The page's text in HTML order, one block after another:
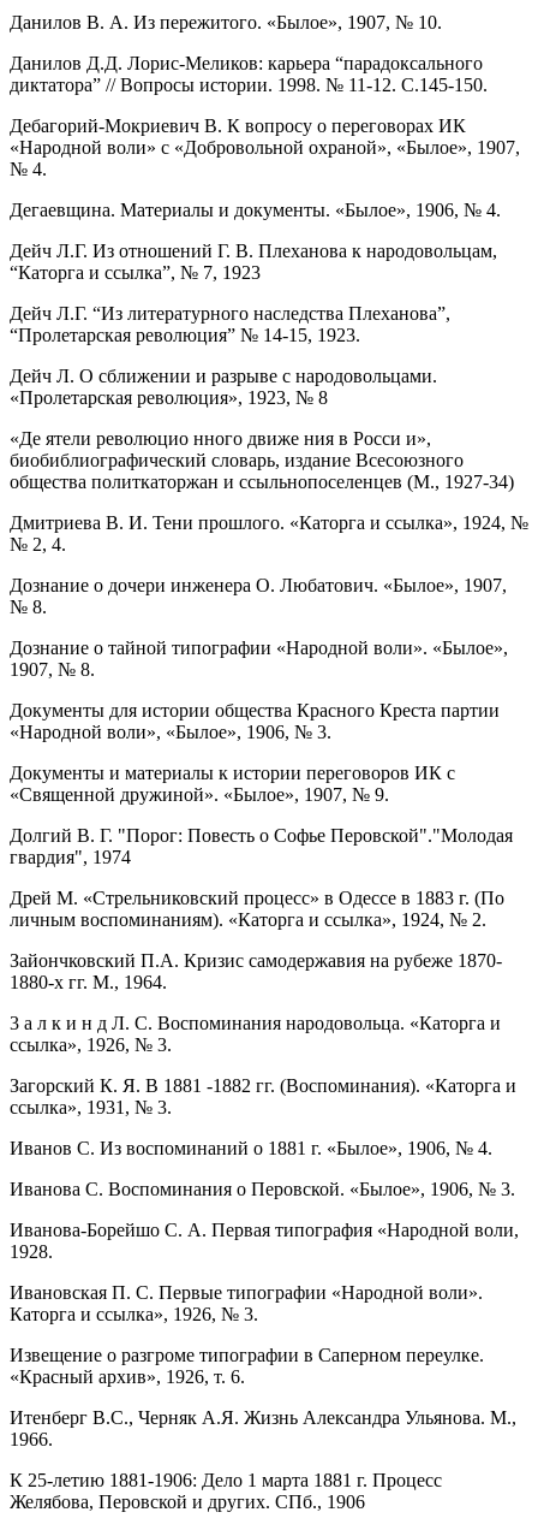
Данилов В. А. Из пережитого. «Былое», 1907, № 10.
Данилов Д.Д. Лорис-Меликов: карьера “парадоксального
диктатора” // Вопросы истории. 1998. № 11-12. С.145-150.
Дебагорий-Мокриевич В. К вопросу о переговорах ИК
«Народной воли» с «Добровольной охраной», «Былое», 1907,
№ 4.
Дегаевщина. Материалы и документы. «Былое», 1906, № 4.
Дейч Л.Г. Из отношений Г. В. Плеханова к народовольцам,
“Каторга и ссылка”, № 7, 1923
Дейч Л.Г. “Из литературного наследства Плеханова”,
“Пролетарская революция” № 14-15, 1923.
Дейч Л. О сближении и разрыве с народовольцами.
«Пролетарская революция», 1923, № 8
«Де ятели революцио нного движе ния в Росси и»,
биобиблиографический словарь, издание Всесоюзного
общества политкаторжан и ссыльнопоселенцев (М., 1927-34)
Дмитриева В. И. Тени прошлого. «Каторга и ссылка», 1924, №
№ 2, 4.
Дознание о дочери инженера О. Любатович. «Былое», 1907,
№ 8.
Дознание о тайной типографии «Народной воли». «Былое»,
1907, № 8.
Документы для истории общества Красного Креста партии
«Народной воли», «Былое», 1906, № 3.
Документы и материалы к истории переговоров ИК с
«Священной дружиной». «Былое», 1907, № 9.
Долгий В. Г. "Порог: Повесть о Софье Перовской"."Молодая
гвардия", 1974
Дрей М. «Стрельниковский процесс» в Одессе в 1883 г. (По
личным воспоминаниям). «Каторга и ссылка», 1924, № 2.
Зайончковский П.А. Кризис самодержавия на рубеже 1870-
1880-х гг. М., 1964.
3 а л к и н д Л. С. Воспоминания народовольца. «Каторга и
ссылка», 1926, № 3.
Загорский К. Я. В 1881 -1882 гг. (Воспоминания). «Каторга и
ссылка», 1931, № 3.
Иванов С. Из воспоминаний о 1881 г. «Былое», 1906, № 4.
Иванова С. Воспоминания о Перовской. «Былое», 1906, № 3.
Иванова-Борейшо С. А. Первая типография «Народной воли,
1928.
Ивановская П. С. Первые типографии «Народной воли».
Каторга и ссылка», 1926, № 3.
Извещение о разгроме типографии в Саперном переулке.
«Красный архив», 1926, т. 6.
Итенберг B.C., Черняк А.Я. Жизнь Александра Ульянова. М.,
1966.
К 25-летию 1881-1906: Дело 1 марта 1881 г. Процесс
Желябова, Перовской и других. СПб., 1906